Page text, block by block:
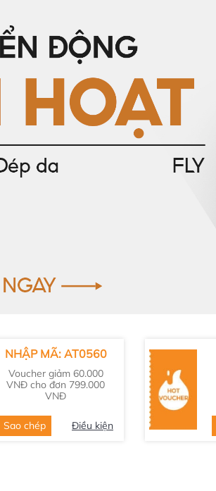
NHẬP MÃ: AT0560
Voucher giảm 60.000
VNĐ cho đơn 799.000
VNĐ
Sao chép Điều kiện